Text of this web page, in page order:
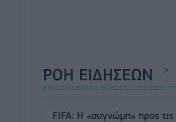
ΡΟΗ ΕΙΔΗΣΕΩΝ
FIFA: Η «συγνώμη» προς